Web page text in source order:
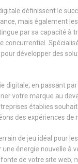
définissent le
mais également
par sa capacité
concurrentiel.
développer des
digitale, en passant
votre marque au
établies
des expériences
de jeu idéal pour
énergie nouvelle à
de votre site